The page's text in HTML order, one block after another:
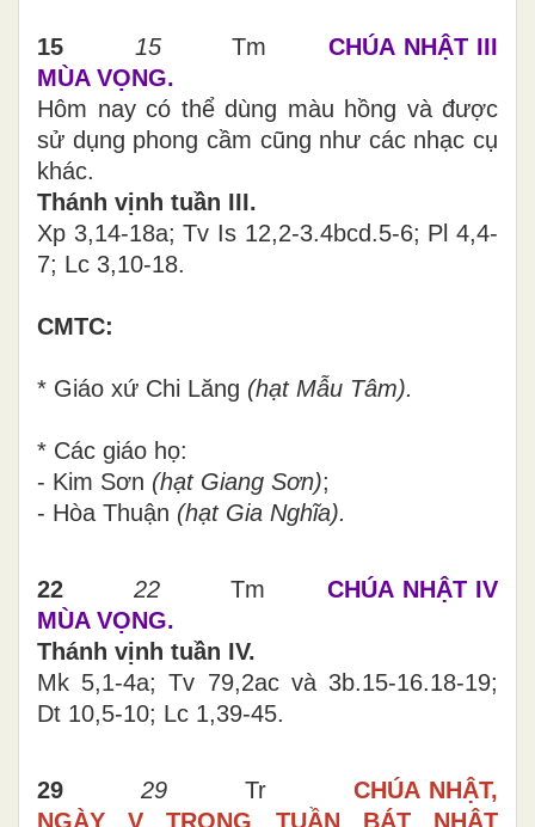
15 15Tm
CHÚA NHẬT III
MÙA VỌNG.
Hôm nay có thể dùng màu hồng và được
sử dụng phong cầm cũng như các nhạc cụ
khác.
Thánh vịnh tuần III.
Xp 3,14-18a; Tv Is 12,2-3.4bcd.5-6; Pl 4,4-
7; Lc 3,10-18.
CMTC:
* Giáo xứ Chi Lăng (hạt Mẫu Tâm).
* Các giáo họ:
- Kim Sơn (hạt Giang Sơn);
- Hòa Thuận (hạt Gia Nghĩa).
22 22 TmCHÚA NHẬT IV
MÙA VỌNG.
Thánh vịnh tuần IV.
Mk 5,1-4a; Tv 79,2ac và 3b.15-16.18-19;
Dt 10,5-10; Lc 1,39-45.
29 29Tr CHÚA NHẬT,
NGÀY V TRONG TUẦN BÁT NHẬT